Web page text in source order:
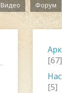
Видео Форум
[67]
[5]